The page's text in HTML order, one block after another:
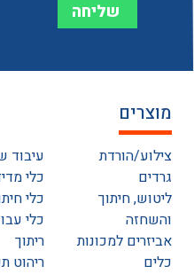
מוצרים
צילוע/הורדת
גרדים
ליטוש, חיתוך
והשחזה
אביזרים למכונות
כלים
עיבוד
כלי
כלי
כלי
ריתוך
ריהוט